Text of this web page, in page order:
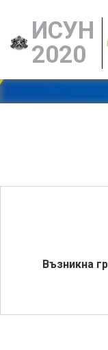
ИСУН
2020
Възникна